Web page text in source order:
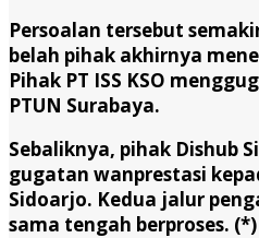
Persoalan tersebut
belah pihak akhirnya
Pihak PT ISS KSO
PTUN Surabaya.
Sebaliknya, pihak Dishub
gugatan wanprestasi
Sidoarjo. Kedua jalur
sama tengah berproses. (*)